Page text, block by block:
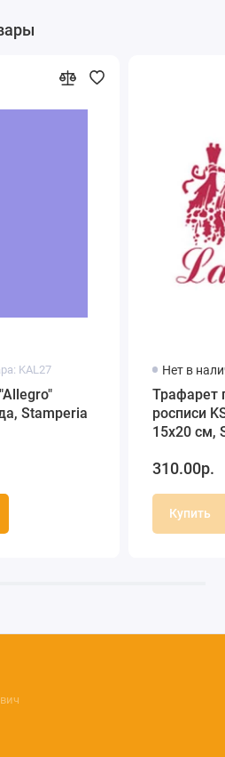
KAL27
Stamperia
Нет в
Трафарет
росписи
15х20 см,
310.00р.
Купить